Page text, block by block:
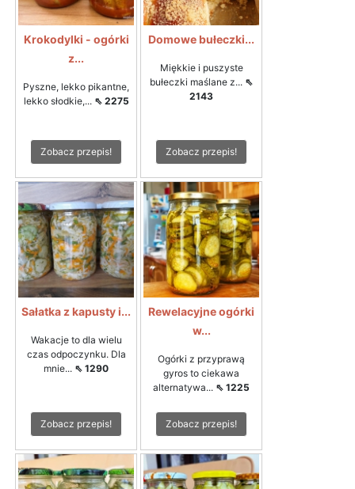
Krokodylki - ogórki
z...
Pyszne, lekko pikantne,
lekko słodkie,... ⇖ 2275
Zobacz przepis!
Domowe bułeczki...
Miękkie i puszyste
bułeczki maślane z... ⇖
2143
Zobacz przepis!
Sałatka z kapusty i...
Wakacje to dla wielu
czas odpoczynku. Dla
mnie... ⇖ 1290
Zobacz przepis!
Rewelacyjne ogórki
w...
Ogórki z przyprawą
gyros to ciekawa
alternatywa... ⇖ 1225
Zobacz przepis!